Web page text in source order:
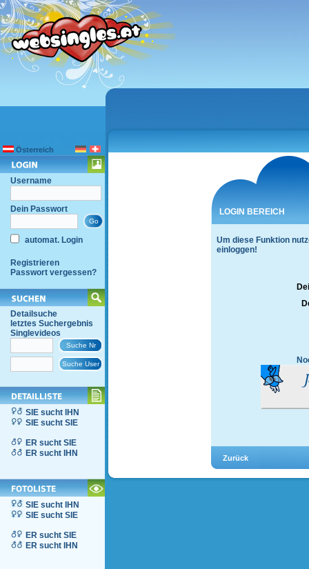
Österreich
Username
Dein Passwort
automat. Login
Registrieren
Passwort vergessen?
Detailsuche
letztes Suchergebnis
Singlevideos
SIE sucht IHN
SIE sucht SIE
ER sucht SIE
ER sucht IHN
SIE sucht IHN
SIE sucht SIE
ER sucht SIE
ER sucht IHN
LOGIN BEREICH
Um diese Funktion
einloggen!